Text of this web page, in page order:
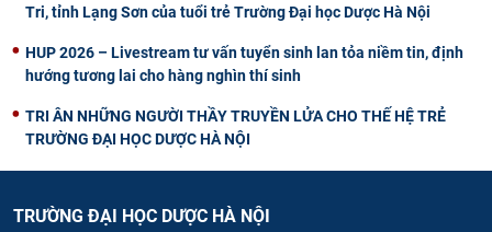
Tri, tỉnh Lạng Sơn của tuổi trẻ Trường Đại học Dược Hà Nội
HUP 2026 – Livestream tư vấn tuyển sinh lan tỏa niềm tin, định
hướng tương lai cho hàng nghìn thí sinh
TRI ÂN NHỮNG NGƯỜI THẦY TRUYỀN LỬA CHO THẾ HỆ TRẺ
TRƯỜNG ĐẠI HỌC DƯỢC HÀ NỘI
TRƯỜNG ĐẠI HỌC DƯỢC HÀ NỘI